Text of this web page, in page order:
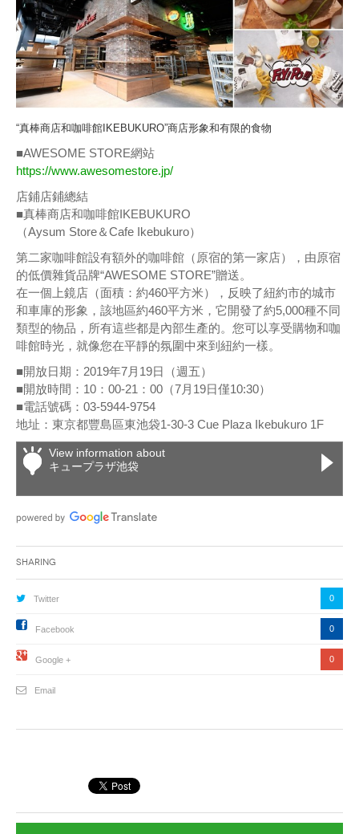
“真棒商店和咖啡館IKEBUKURO”商店形象和有限的食物
■AWESOME STORE網站
https://www.awesomestore.jp/
店鋪店鋪總結
■真棒商店和咖啡館IKEBUKURO
（Aysum Store＆Cafe Ikebukuro）
第二家咖啡館設有額外的咖啡館（原宿的第一家店），由原宿
的低價雜貨品牌“AWESOME STORE”贈送。
在一個上鏡店（面積：約460平方米），反映了紐約市的城市
和車庫的形象，該地區約460平方米，它開發了約5,000種不同
類型的物品，所有這些都是內部生產的。您可以享受購物和咖
啡館時光，就像您在平靜的氛圍中來到紐約一樣。
■開放日期：2019年7月19日（週五）
■開放時間：10：00-21：00（7月19日僅10:30）
■電話號碼：03-5944-9754
地址：東京都豐島區東池袋1-30-3 Cue Plaza Ikebukuro 1F
View information about
キュープラザ池袋
Sharing
Twitter 0
Facebook 0
Google + 0
Email